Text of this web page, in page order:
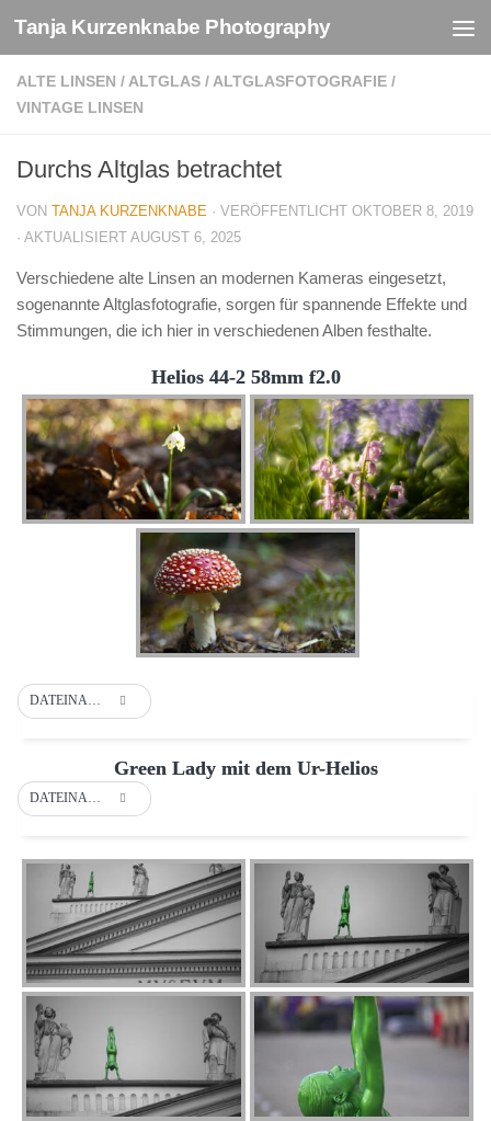
Zum Inhalt springen
Tanja Kurzenknabe Photography
ALTE LINSEN / ALTGLAS / ALTGLASFOTOGRAFIE /
VINTAGE LINSEN
Durchs Altglas betrachtet
VON TANJA KURZENKNABE · VERÖFFENTLICHT OKTOBER 8, 2019
· AKTUALISIERT AUGUST 6, 2025
Verschiedene alte Linsen an modernen Kameras eingesetzt,
sogenannte Altglasfotografie, sorgen für spannende Effekte und
Stimmungen, die ich hier in verschiedenen Alben festhalte.
Helios 44-2 58mm f2.0
Green Lady mit dem Ur-Helios